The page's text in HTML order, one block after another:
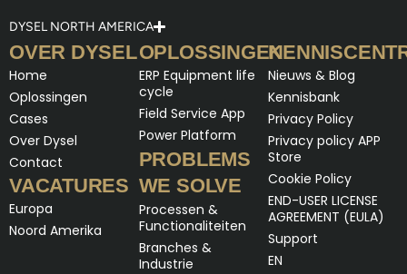
DYSEL NORTH AMERICA
OVER DYSEL
Home
Oplossingen
Cases
Over Dysel
Contact
VACATURES
Europa
Noord Amerika
OPLOSSINGEN
ERP Equipment life
cycle
Field Service App
Power Platform
PROBLEMS
WE SOLVE
Processen &
Functionaliteiten
Branches &
Industrie
Nieuws & Blog
Kennisbank
Privacy Policy
Privacy policy APP
Store
Cookie Policy
END-USER LICENSE
AGREEMENT (EULA)
Support
EN